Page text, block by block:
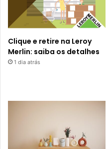
Clique e retire na Leroy
Merlin: saiba os detalhes
1 dia atrás